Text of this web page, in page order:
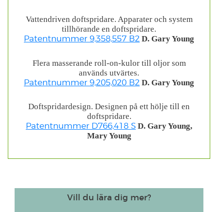
Vattendriven doftspridare. Apparater och system
tillhörande en doftspridare.
Patentnummer 9,358,557 B2 D. Gary Young
Flera masserande roll-on-kulor till oljor som
används utvärtes.
Patentnummer 9,205,020 B2 D. Gary Young
Doftspridardesign. Designen på ett hölje till en
doftspridare.
Patentnummer D766,418 S D. Gary Young,
Mary Young
Vill du lära dig mer?